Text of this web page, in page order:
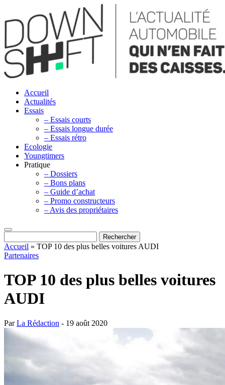
Accueil
Actualités
Essais
– Essais courts
– Essais longue durée
– Essais rétro
Ecologie
Youngtimers
Pratique
– Dossiers
– Bons plans
– Guide d’achat
– Promo constructeurs
– Avis des propriétaires
Accueil » TOP 10 des plus belles voitures AUDI
Partenaires
TOP 10 des plus belles voitures
AUDI
ParLa Rédaction - 19 août 2020